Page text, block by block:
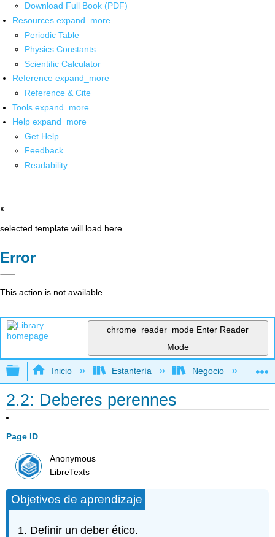
Download Full Book (PDF)
Resources expand_more
Periodic Table
Physics Constants
Scientific Calculator
Reference expand_more
Reference & Cite
Tools expand_more
Help expand_more
Get Help
Feedback
Readability
x
selected template will load here
Error
This action is not available.
chrome_reader_mode Enter Reader
Mode
Expandir/contraer jerarquía global
Inicio Estantería Negocio
2.2: Deberes perennes
Page ID
Anonymous
LibreTexts
Objetivos de aprendizaje
Definir un deber ético.